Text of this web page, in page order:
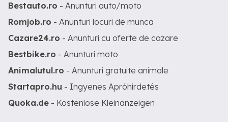
Bestauto.ro - Anunturi auto/moto
Romjob.ro - Anunturi locuri de munca
Cazare24.ro - Anunturi cu oferte de cazare
Bestbike.ro - Anunturi moto
Animalutul.ro - Anunturi gratuite animale
Startapro.hu - Ingyenes Apróhirdetés
Quoka.de - Kostenlose Kleinanzeigen